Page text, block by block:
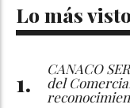
Lo más
CANACO
del